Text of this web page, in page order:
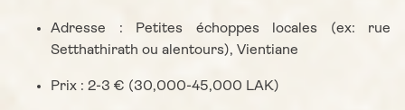
Adresse : Petites échoppes locales (ex: rue
Setthathirath ou alentours), Vientiane
Prix : 2-3 € (30,000-45,000 LAK)